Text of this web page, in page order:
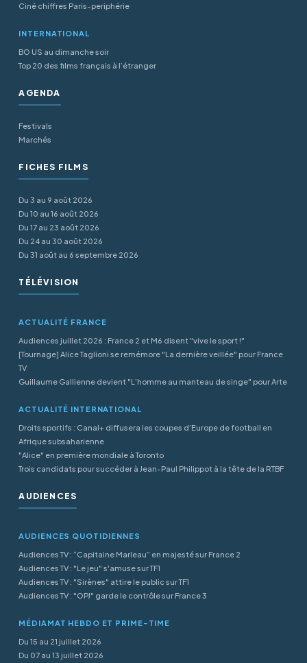
Ciné chiffres Paris-periphérie
INTERNATIONAL
BO US au dimanche soir
Top 20 des films français à l’étranger
AGENDA
Festivals
Marchés
FICHES FILMS
Du 3 au 9 août 2026
Du 10 au 16 août 2026
Du 17 au 23 août 2026
Du 24 au 30 août 2026
Du 31 août au 6 septembre 2026
TÉLÉVISION
ACTUALITÉ FRANCE
Audiences juillet 2026 : France 2 et M6 disent "vive le sport !"
[Tournage] Alice Taglioni se remémore "La dernière veillée" pour France
TV
Guillaume Gallienne devient "L’homme au manteau de singe" pour Arte
ACTUALITÉ INTERNATIONAL
Droits sportifs : Canal+ diffusera les coupes d’Europe de football en
Afrique subsaharienne
"Alice" en première mondiale à Toronto
Trois candidats pour succéder à Jean-Paul Philippot à la tête de la RTBF
AUDIENCES
AUDIENCES QUOTIDIENNES
Audiences TV : “Capitaine Marleau” en majesté sur France 2
Audiences TV : "Le jeu" s'amuse sur TF1
Audiences TV : "Sirènes" attire le public sur TF1
Audiences TV : "OPJ" garde le contrôle sur France 3
MÉDIAMAT HEBDO ET PRIME-TIME
Du 15 au 21 juillet 2026
Du 07 au 13 juillet 2026